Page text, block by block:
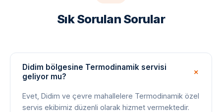
Sık Sorulan Sorular
Didim bölgesine Termodinamik servisi
geliyor mu?
Evet, Didim ve çevre mahallelere Termodinamik özel
servis ekibimiz düzenli olarak hizmet vermektedir.